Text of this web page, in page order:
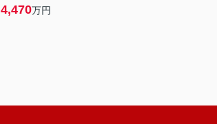
4,470万円